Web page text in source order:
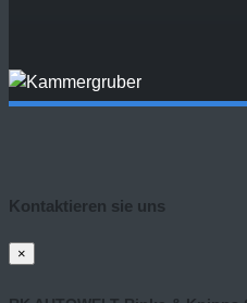
Kontaktieren sie uns
×